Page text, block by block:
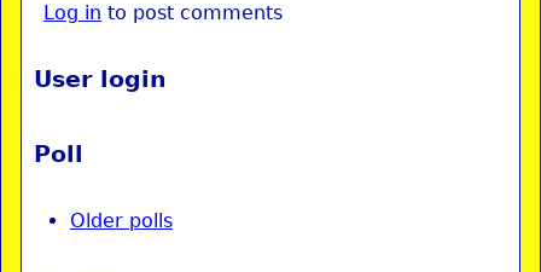
Log in to post comments
User login
Poll
Older polls